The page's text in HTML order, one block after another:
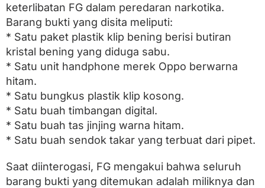
keterlibatan FG dalam peredaran narkotika.
Barang bukti yang disita meliputi:
* Satu paket plastik klip bening berisi butiran
kristal bening yang diduga sabu.
* Satu unit handphone merek Oppo berwarna
hitam.
* Satu bungkus plastik klip kosong.
* Satu buah timbangan digital.
* Satu buah tas jinjing warna hitam.
* Satu buah sendok takar yang terbuat dari pipet.
Saat diinterogasi, FG mengakui bahwa seluruh
barang bukti yang ditemukan adalah miliknya dan